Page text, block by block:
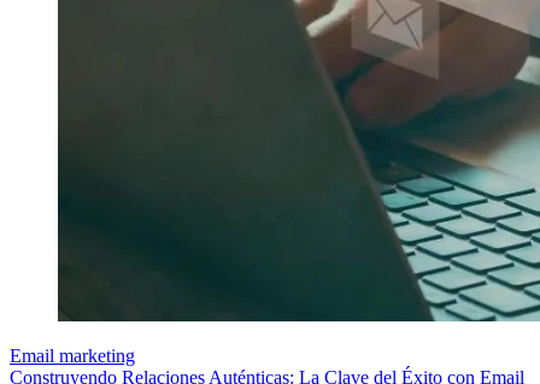
Email marketing
Construyendo Relaciones Auténticas: La Clave del Éxito con Email